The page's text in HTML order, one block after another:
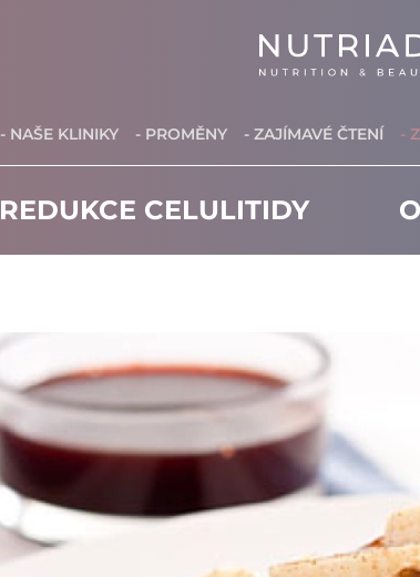
- NAŠE KLINIKY - PROMĚNY - ZAJÍMAVÉ ČTENÍ -
REDUKCE CELULITIDY